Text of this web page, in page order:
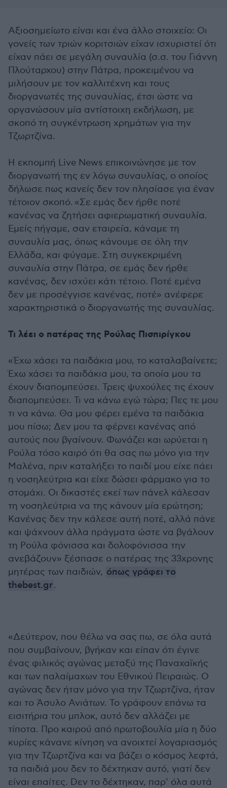
Αξιοσημείωτο είναι και ένα άλλο στοιχείο: Οι
γονείς των τριών κοριτσιών είχαν ισχυριστεί ότι
είχαν πάει σε μεγάλη συναυλία (σ.σ. του Γιάννη
Πλούταρχου) στην Πάτρα, προκειμένου να
μιλήσουν με τον καλλιτέχνη και τους
διοργανωτές της συναυλίας, έτσι ώστε να
οργανώσουν μία αντίστοιχη εκδήλωση, με
σκοπό τη συγκέντρωση χρημάτων για την
Τζωρτζίνα.
Η εκπομπή Live News επικοινώνησε με τον
διοργανωτή της εν λόγω συναυλίας, ο οποίος
δήλωσε πως κανείς δεν τον πλησίασε για έναν
τέτοιον σκοπό. «Σε εμάς δεν ήρθε ποτέ
κανένας να ζητήσει αφιερωματική συναυλία.
Εμείς πήγαμε, σαν εταιρεία, κάναμε τη
συναυλία μας, όπως κάνουμε σε όλη την
Ελλάδα, και φύγαμε. Στη συγκεκριμένη
συναυλία στην Πάτρα, σε εμάς δεν ήρθε
κανένας, δεν ισχύει κάτι τέτοιο. Ποτέ εμένα
δεν με προσέγγισε κανένας, ποτέ» ανέφερε
χαρακτηριστικά ο διοργανωτής της συναυλίας.
Τι λέει ο πατέρας της Ρούλας Πισπιρίγκου
«Έχω χάσει τα παιδάκια μου, το καταλαβαίνετε;
Έχω χάσει τα παιδάκια μου, τα οποία μου τα
έχουν διαπομπεύσει. Τρεις ψυχούλες τις έχουν
διαπομπεύσει. Τι να κάνω εγώ τώρα; Πες τε μου
τι να κάνω. Θα μου φέρει εμένα τα παιδάκια
μου πίσω; Δεν μου τα φέρνει κανένας από
αυτούς που βγαίνουν. Φωνάζει και ωρύεται η
Ρούλα τόσο καιρό ότι θα σας πω μόνο για την
Μαλένα, πριν καταλήξει το παιδί μου είχε πάει
η νοσηλεύτρια και είχε δώσει φάρμακο για το
στομάχι. Οι δικαστές εκεί των πάνελ κάλεσαν
τη νοσηλεύτρια να της κάνουν μία ερώτηση;
Κανένας δεν την κάλεσε αυτή ποτέ, αλλά πάνε
και ψάχνουν άλλα πράγματα ώστε να βγάλουν
τη Ρούλα φόνισσα και δολοφόνισσα την
ανεβάζουν» ξέσπασε ο πατέρας της 33χρονης
μητέρας των παιδιών, όπως γράφει το
thebest.gr.
«Δεύτερον, που θέλω να σας πω, σε όλα αυτά
που συμβαίνουν, βγήκαν και είπαν ότι έγινε
ένας φιλικός αγώνας μεταξύ της Παναχαϊκής
και των παλαίμαχων του Eθνικού Πειραιώς. Ο
αγώνας δεν ήταν μόνο για την Τζωρτζίνα, ήταν
και το Άσυλο Ανιάτων. Το γράφουν επάνω τα
εισιτήρια του μπλοκ, αυτό δεν αλλάζει με
τίποτα. Προ καιρού από πρωτοβουλία μία η δύο
κυρίες κάνανε κίνηση να ανοιχτεί λογαριασμός
για την Τζωρτζίνα και να βάζει ο κόσμος λεφτά,
τα παιδιά μου δεν το δέχτηκαν αυτό, γιατί δεν
είναι επαίτες. Dεν το δέχτηκαν, παρ’ όλα αυτά